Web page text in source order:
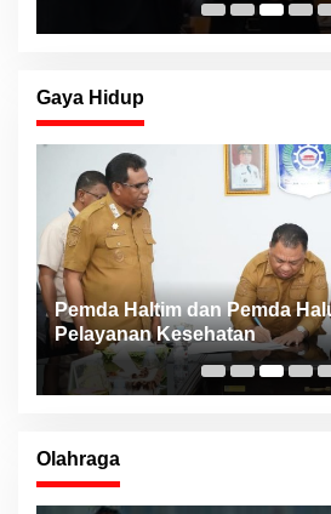
Gaya Hidup
Pemda Haltim dan Pemda
Pelayanan Kesehatan
Olahraga